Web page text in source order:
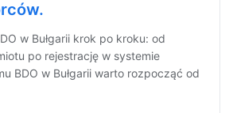
w Bułgarii krok po kroku: od
po rejestrację w systemie
BDO w Bułgarii warto rozpocząć od